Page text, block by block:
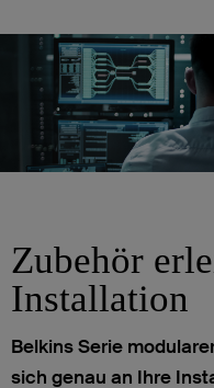
Zubehör
Installation
Belkins Serie
sich genau an Ihre